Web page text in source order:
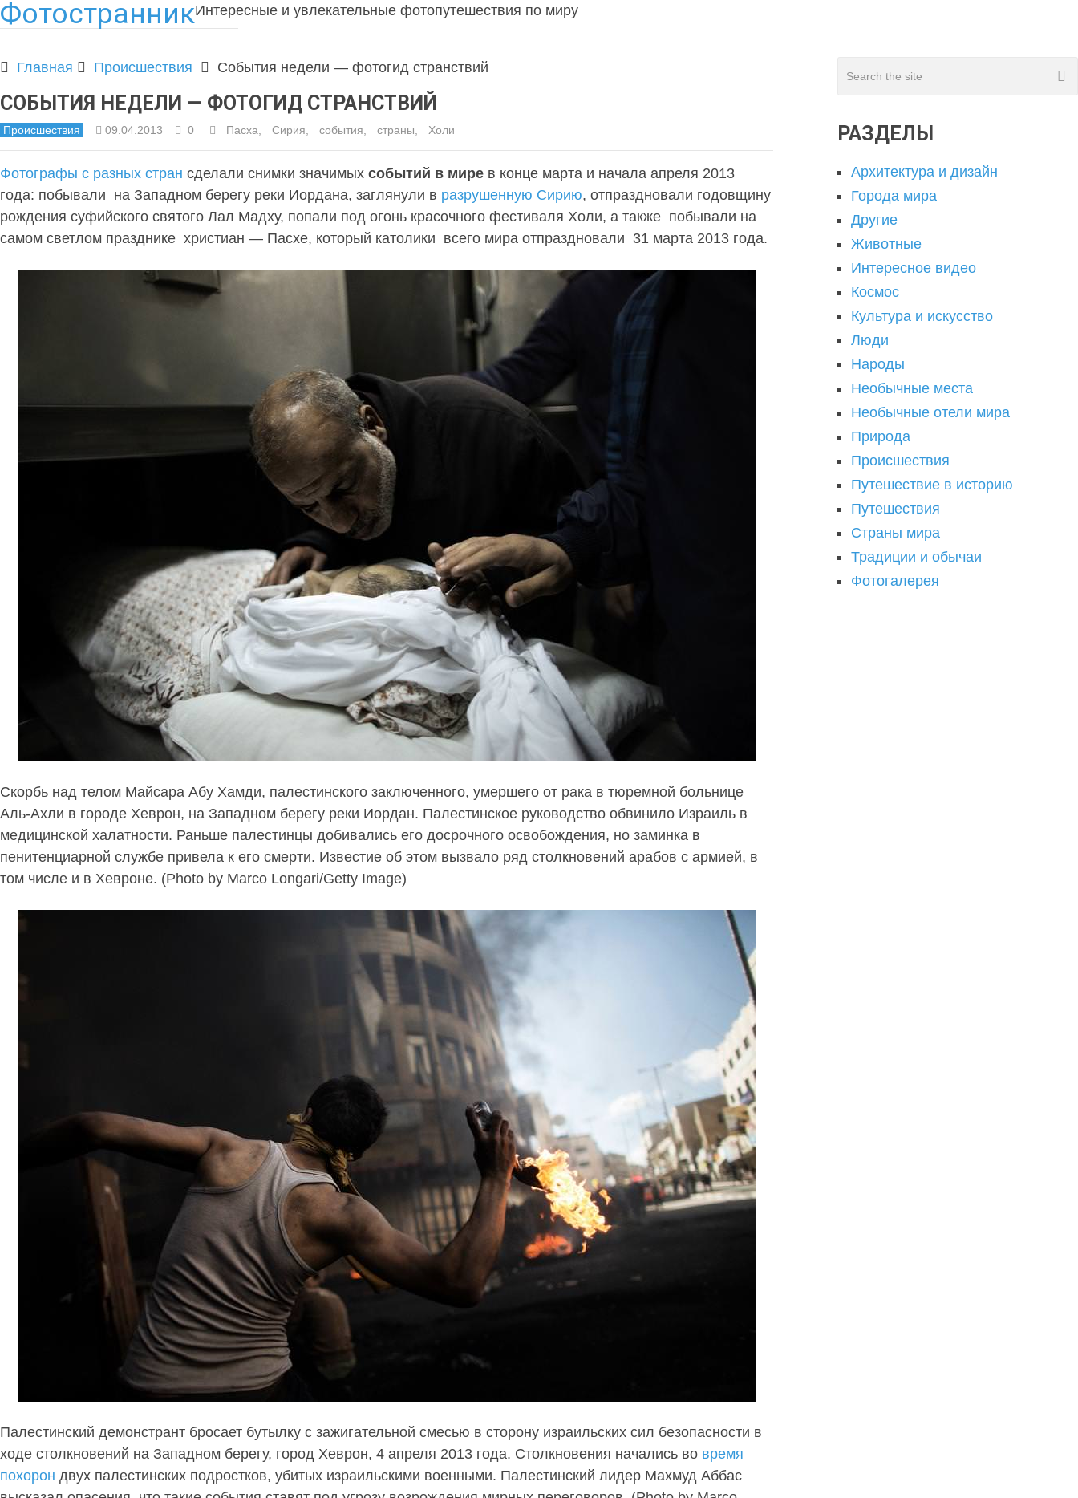
ФотостранникИнтересные и увлекательные фотопутешествия по миру
Главная Происшествия События недели — фотогид странствий
СОБЫТИЯ НЕДЕЛИ — ФОТОГИД СТРАНСТВИЙ
Происшествия 09.04.2013 0 Пасха Сирия события страны Холи
Фотографы с разных стран сделали снимки значимых событий в мире в конце марта и начала апреля 2013
года: побывали на Западном берегу реки Иордана, заглянули в разрушенную Сирию, отпраздновали годовщину
рождения суфийского святого Лал Мадху, попали под огонь красочного фестиваля Холи, а также побывали на
самом светлом празднике христиан — Пасхе, который католики всего мира отпраздновали 31 марта 2013 года.
Скорбь над телом Майсара Абу Хамди, палестинского заключенного, умершего от рака в тюремной больнице
Аль-Ахли в городе Хеврон, на Западном берегу реки Иордан. Палестинское руководство обвинило Израиль в
медицинской халатности. Раньше палестинцы добивались его досрочного освобождения, но заминка в
пенитенциарной службе привела к его смерти. Известие об этом вызвало ряд столкновений арабов с армией, в
том числе и в Хевроне. (Photo by Marco Longari/Getty Image)
Палестинский демонстрант бросает бутылку с зажигательной смесью в сторону израильских сил безопасности в
ходе столкновений на Западном берегу, город Хеврон, 4 апреля 2013 года. Столкновения начались во время
похорон двух палестинских подростков, убитых израильскими военными. Палестинский лидер Махмуд Аббас
РАЗДЕЛЫ
Архитектура и дизайн
Города мира
Другие
Животные
Интересное видео
Космос
Культура и искусство
Люди
Народы
Необычные места
Необычные отели мира
Природа
Происшествия
Путешествие в историю
Путешествия
Страны мира
Традиции и обычаи
Фотогалерея